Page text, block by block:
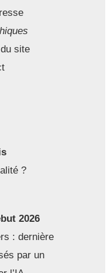
site
?
2026
: dernière
par un